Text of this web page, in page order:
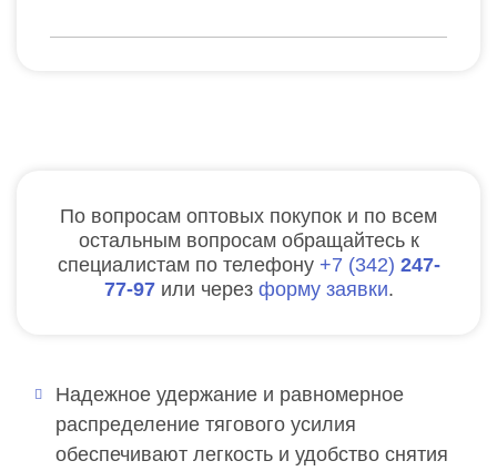
По вопросам оптовых покупок и по всем
остальным вопросам обращайтесь к
специалистам по телефону
7 342 247-
77-97 или через форму заявки.
Надежное удержание и равномерное
распределение тягового усилия
обеспечивают легкость и удобство снятия